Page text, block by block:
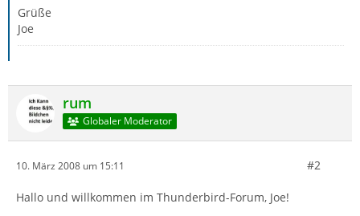
Grüße
Joe
rum
Globaler Moderator
10. März 2008 um 15:11 #2
Hallo und willkommen im Thunderbird-Forum, Joe!